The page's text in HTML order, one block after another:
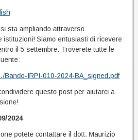
sta ampliando attraverso
istituzioni! Siamo entusiasti di ricevere
il 5 settembre. Troverete tutte le
Bando-IRPI-010-2024-BA_signed.pdf
questo post per aiutarci a
2024
potete contattare il dott. Maurizio